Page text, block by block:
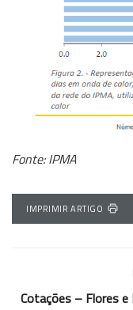
Fonte: IPMA
IMPRIMIR ARTIGO
Cotações – Flores